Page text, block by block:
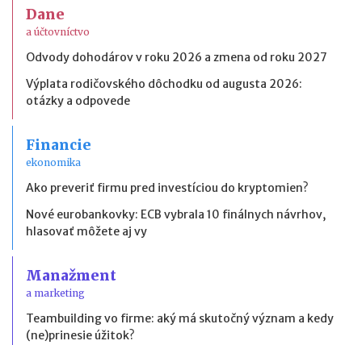
Dane
a účtovníctvo
Odvody dohodárov v roku 2026 a zmena od roku 2027
Výplata rodičovského dôchodku od augusta 2026:
otázky a odpovede
Financie
ekonomika
Ako preveriť firmu pred investíciou do kryptomien?
Nové eurobankovky: ECB vybrala 10 finálnych návrhov,
hlasovať môžete aj vy
Manažment
a marketing
Teambuilding vo firme: aký má skutočný význam a kedy
(ne)prinesie úžitok?